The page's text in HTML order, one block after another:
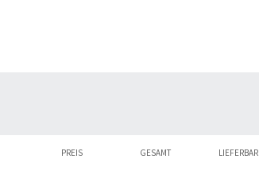
PREIS GESAMT LIEFERBAR